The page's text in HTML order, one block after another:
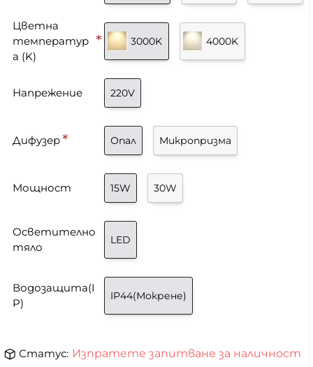
Статус: Изпратете запитване за наличност
Цветна
температур
а (K)
3000K 4000K
Напрежение 220V
Дифузер Опал Микропризма
Мощност 15W 30W
Осветително
тяло
LED
Водозащита(I
P)
IP44(Мокрене)